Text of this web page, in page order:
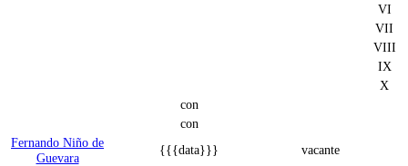
VI
VII
VIII
IX
X
con
con
Fernando Niño de
Guevara
{{{data}}} vacante